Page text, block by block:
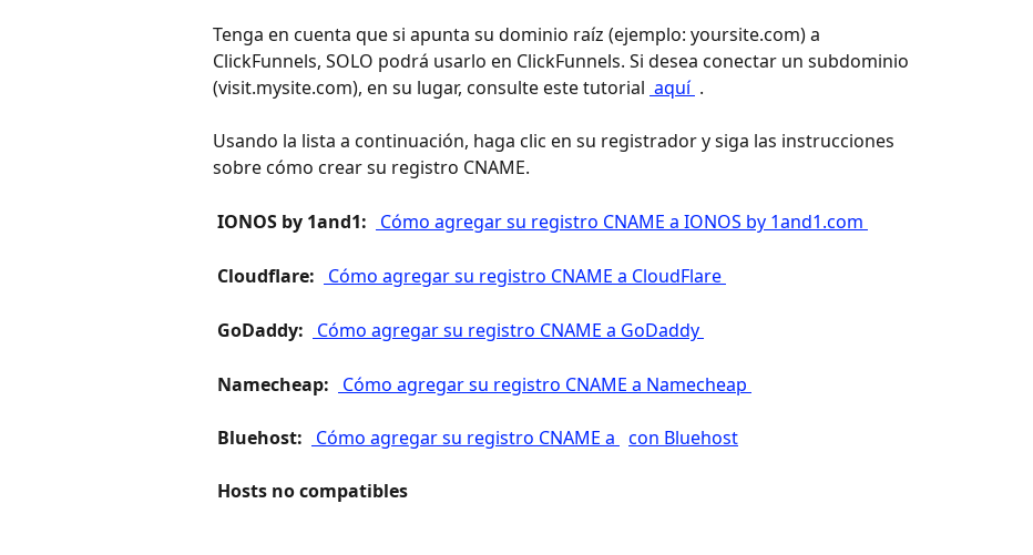
Tenga en cuenta que si apunta su dominio raíz (ejemplo: yoursite.com) a
ClickFunnels, SOLO podrá usarlo en ClickFunnels. Si desea conectar un subdominio
(visit.mysite.com), en su lugar, consulte este tutorial aquí .
Usando la lista a continuación, haga clic en su registrador y siga las instrucciones
sobre cómo crear su registro CNAME.
IONOS by 1and1: Cómo agregar su registro CNAME a IONOS by 1and1.com
Cloudflare: Cómo agregar su registro CNAME a CloudFlare
GoDaddy: Cómo agregar su registro CNAME a GoDaddy
Namecheap: Cómo agregar su registro CNAME a Namecheap
Bluehost: Cómo agregar su registro CNAME a con Bluehost
Hosts no compatibles